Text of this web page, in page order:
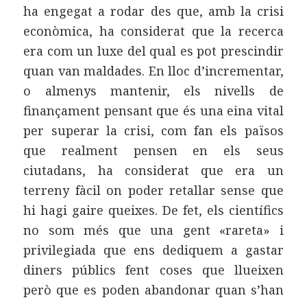
ha engegat a rodar des que, amb la crisi
econòmica, ha considerat que la recerca
era com un luxe del qual es pot prescindir
quan van maldades. En lloc d’incrementar,
o almenys mantenir, els nivells de
finançament pensant que és una eina vital
per superar la crisi, com fan els països
que realment pensen en els seus
ciutadans, ha considerat que era un
terreny fàcil on poder retallar sense que
hi hagi gaire queixes. De fet, els científics
no som més que una gent «rareta» i
privilegiada que ens dediquem a gastar
diners públics fent coses que llueixen
però que es poden abandonar quan s’han